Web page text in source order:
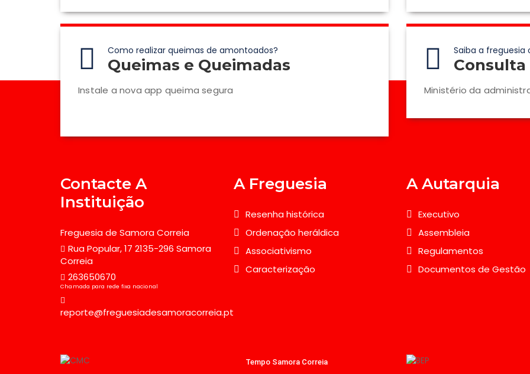
Como realizar queimas de amontoados?
Queimas e Queimadas
Instale a nova app queima segura
Saiba a
Ministério da
Contacte A
Instituição
Freguesia de Samora Correia
Rua Popular, 17 2135-296 Samora
Correia
263650670
Chamada para rede fixa nacional
reporte@freguesiadesamoracorreia.pt
A Freguesia
Resenha histórica
Ordenação heráldica
Associativismo
Caracterização
A Autarquia
Executivo
Assembleia
Regulamentos
Documentos de Gestão